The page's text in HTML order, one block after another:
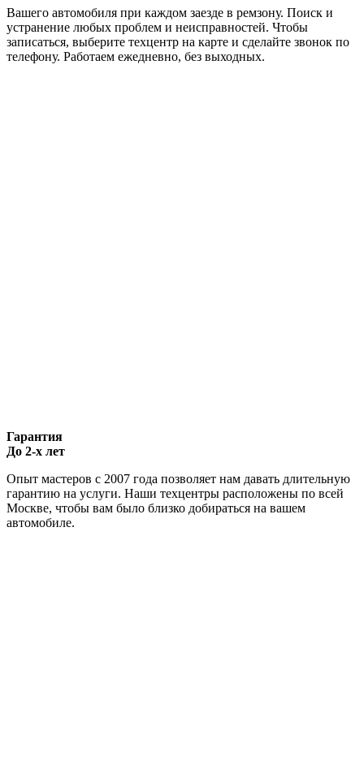
Вашего автомобиля при каждом заезде в ремзону. Поиск и
устранение любых проблем и неисправностей. Чтобы
записаться, выберите техцентр на карте и сделайте звонок по
телефону. Работаем ежедневно, без выходных.
Гарантия
До 2-х лет
Опыт мастеров с 2007 года позволяет нам давать длительную
гарантию на услуги. Наши техцентры расположены по всей
Москве, чтобы вам было близко добираться на вашем
автомобиле.